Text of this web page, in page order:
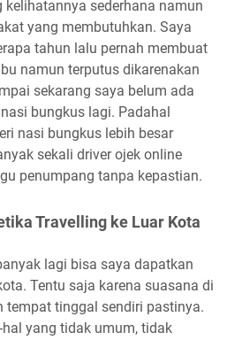
sederhana namun
yang membutuhkan. Saya
tahun lalu pernah membuat
namun terputus dikarenakan
sekarang saya belum ada
bungkus lagi. Padahal
nasi bungkus lebih besar
sekali driver ojek online
penumpang tanpa kepastian.
Travelling ke Luar Kota
lagi bisa saya dapatkan
Tentu saja karena suasana di
tempat tinggal sendiri pastinya.
yang tidak umum, tidak